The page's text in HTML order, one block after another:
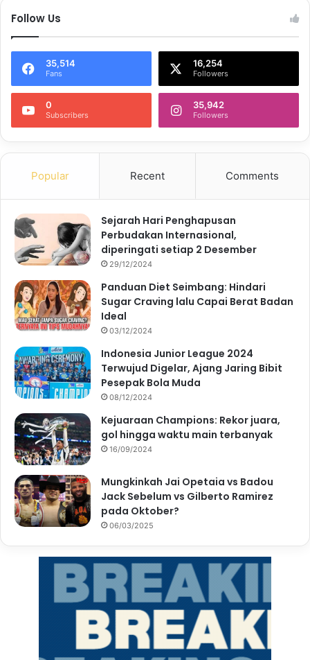
Follow Us
35,514
Fans
16,254
Followers
0
Subscribers
35,942
Followers
Popular Recent Comments
Sejarah Hari Penghapusan
Perbudakan Internasional,
diperingati setiap 2 Desember
29/12/2024
Panduan Diet Seimbang: Hindari
Sugar Craving lalu Capai Berat Badan
Ideal
03/12/2024
Indonesia Junior League 2024
Terwujud Digelar, Ajang Jaring Bibit
Pesepak Bola Muda
08/12/2024
Kejuaraan Champions: Rekor juara,
gol hingga waktu main terbanyak
16/09/2024
Mungkinkah Jai Opetaia vs Badou
Jack Sebelum vs Gilberto Ramirez
pada Oktober?
06/03/2025